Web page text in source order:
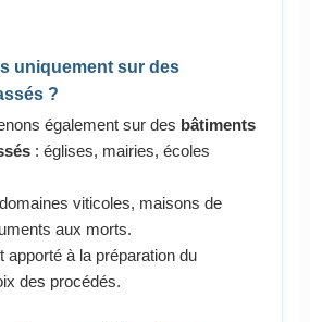
uniquement sur des
?
également sur des bâtiments
: églises, mairies, écoles
viticoles, maisons de
aux morts.
apporté à la préparation du
des procédés.